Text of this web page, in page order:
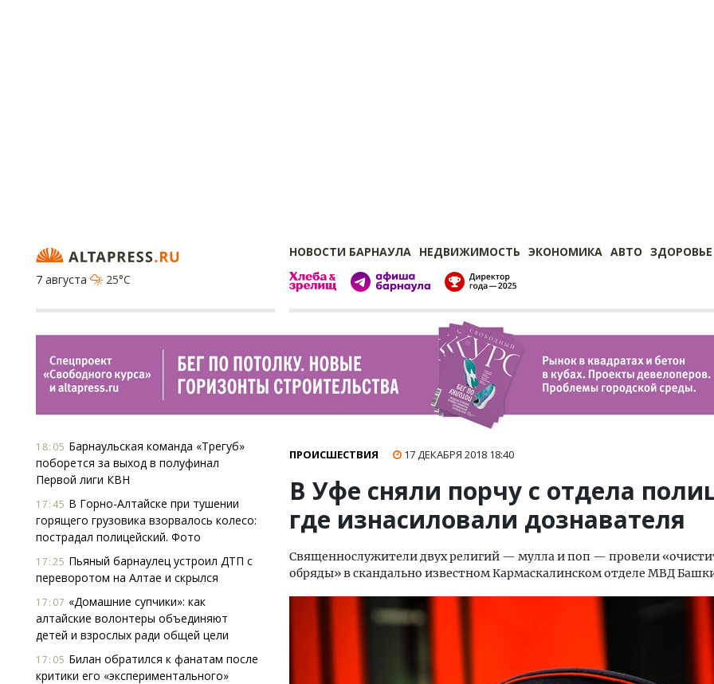
НОВОСТИ БАРНАУЛА НЕДВИЖИМОСТЬ ЭКОНОМИКА АВТО ЗДОРОВЬЕ
7 августа
25°C
18:05 Барнаульская команда «Трегуб»
поборется за выход в полуфинал
Первой лиги КВН
17:45 В Горно-Алтайске при тушении
горящего грузовика взорвалось колесо:
пострадал полицейский. Фото
17:25 Пьяный барнаулец устроил ДТП с
переворотом на Алтае и скрылся
17:07 «Домашние супчики»: как
алтайские волонтеры объединяют
детей и взрослых ради общей цели
17:05 Билан обратился к фанатам после
критики его «экспериментального»
ПРОИСШЕСТВИЯ 17 ДЕКАБРЯ 2018 18:40
В Уфе сняли порчу с отдела
где изнасиловали дознавателя
Священнослужители двух религий — мулла и поп — провели
обряды» в скандально известном Кармаскалинском отделе МВД